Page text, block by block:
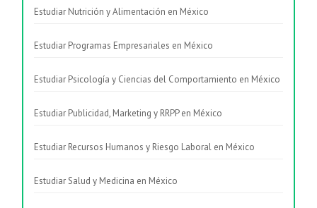
Estudiar Nutrición y Alimentación en México
Estudiar Programas Empresariales en México
Estudiar Psicología y Ciencias del Comportamiento en México
Estudiar Publicidad, Marketing y RRPP en México
Estudiar Recursos Humanos y Riesgo Laboral en México
Estudiar Salud y Medicina en México